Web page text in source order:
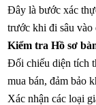
Đây là bước xác
trước khi đi sâu vào
Kiểm tra Hồ sơ
Đối chiếu diện tích
mua bán, đảm bảo
Xác nhận các loại